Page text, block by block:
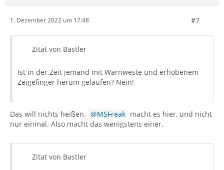
1. Dezember 2022 um 17:48 #7
Zitat von Bastler
Ist in der Zeit jemand mit Warnweste und erhobenem
Zeigefinger herum gelaufen? Nein!
Das will nichts heißen. MSFreak macht es hier, und nicht
nur einmal. Also macht das wenigstens einer.
Zitat von Bastler